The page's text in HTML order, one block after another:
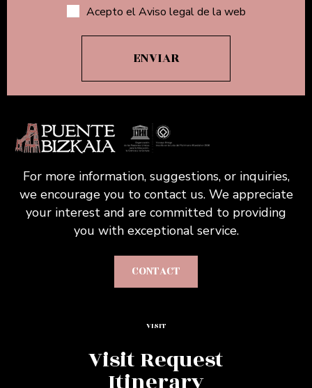
Acepto el Aviso legal de la web
For more information, suggestions, or inquiries,
we encourage you to contact us. We appreciate
your interest and are committed to providing
you with exceptional service.
CONTACT
VISIT
Visit Request